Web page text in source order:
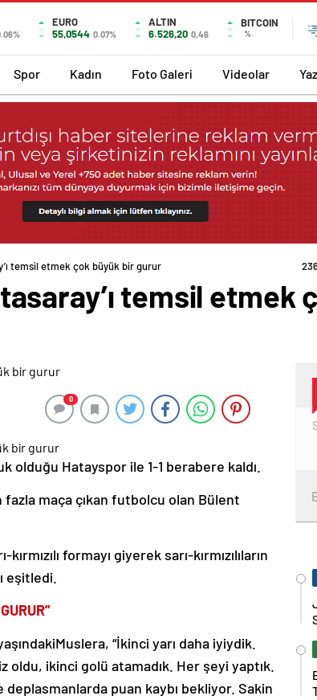
EURO
55,0544 0.07%
ALTIN
6.526,20 0,46
BITCOIN
%
Spor Kadın Foto Galeri Videolar
temsil etmek çok büyük bir gurur
temsil etmek
0
olduğu Hatayspor ile 1-1 berabere kaldı.
maça çıkan futbolcu olan Bülent
formayı giyerek sarı-kırmızılıların
eşitledi.
Muslera, “İkinci yarı daha iyiydik.
oldu, ikinci golü atamadık. Her şeyi yaptık.
puan kaybı bekliyor. Sakin